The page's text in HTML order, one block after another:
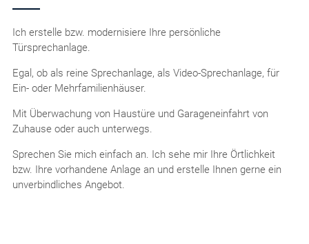
Ich erstelle bzw. modernisiere Ihre persönliche
Türsprechanlage.
Egal, ob als reine Sprechanlage, als Video-Sprechanlage, für
Ein- oder Mehrfamilienhäuser.
Mit Überwachung von Haustüre und Garageneinfahrt von
Zuhause oder auch unterwegs.
Sprechen Sie mich einfach an. Ich sehe mir Ihre Örtlichkeit
bzw. Ihre vorhandene Anlage an und erstelle Ihnen gerne ein
unverbindliches Angebot.